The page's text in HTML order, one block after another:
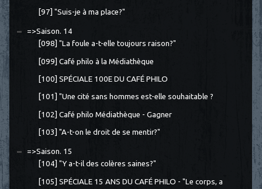
[97] "Suis-je à ma place?"
=>Saison. 14
[098] "La foule a-t-elle toujours raison?"
[099] Café philo à la Médiathèque
[100] SPÉCIALE 100E DU CAFÉ PHILO
[101] "Une cité sans hommes est-elle souhaitable ?
[102] Café philo Médiathèque - Gagner
[103] "A-t-on le droit de se mentir?"
=>Saison. 15
[104] "Y a-t-il des colères saines?"
[105] SPÉCIALE 15 ANS DU CAFÉ PHILO - "Le corps, a